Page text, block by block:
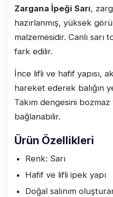
Zargana İpeği Sarı,
hazırlanmış, yüksek
malzemesidir. Canlı sarı
fark edilir.
İnce lifli ve hafif yapısı,
hareket ederek balığın
Takım dengesini
bağlanabilir.
Ürün Özellikleri
Renk: Sarı
Hafif ve lifli ipek yapı
Doğal salınım